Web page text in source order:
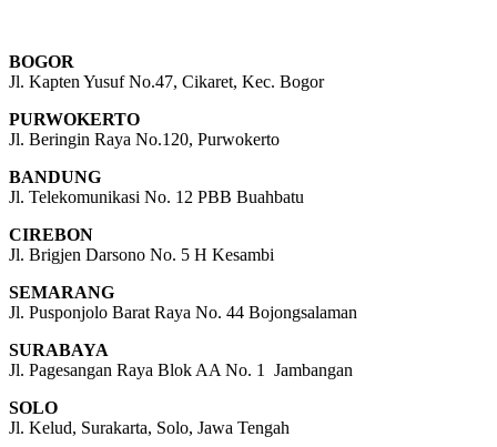
BOGOR
Jl. Kapten Yusuf No.47, Cikaret, Kec. Bogor
PURWOKERTO
Jl. Beringin Raya No.120, Purwokerto
BANDUNG
Jl. Telekomunikasi No. 12 PBB Buahbatu
CIREBON
Jl. Brigjen Darsono No. 5 H Kesambi
SEMARANG
Jl. Pusponjolo Barat Raya No. 44 Bojongsalaman
SURABAYA
Jl. Pagesangan Raya Blok AA No. 1 Jambangan
SOLO
Jl. Kelud, Surakarta, Solo, Jawa Tengah